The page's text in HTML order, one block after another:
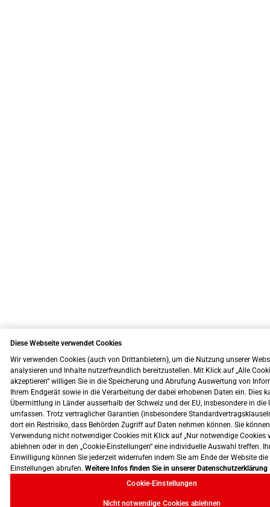
Diese Webseite verwendet Cookies
Wir verwenden Cookies (auch von Drittanbietern), um die Nutzung unserer
analysieren und Inhalte nutzerfreundlich bereitzustellen. Mit Klick auf „Alle
akzeptieren“ willigen Sie in die Speicherung und Abrufung Auswertung von
Ihrem Endgerät sowie in die Verarbeitung der dabei erhobenen Daten ein. Dies
Übermittlung in Länder ausserhalb der Schweiz und der EU, insbesondere in die
umfassen. Trotz vertraglicher Garantien (insbesondere
dort ein Restrisiko, dass Behörden Zugriff auf Daten nehmen können. Sie
Verwendung nicht notwendiger Cookies mit Klick auf „Nur notwendige Cookies
ablehnen oder in den „Cookie-Einstellungen“ eine individuelle Auswahl treffen.
Einwilligung können Sie jederzeit widerrufen indem Sie am Ende der Website die
Einstellungen abrufen. Weitere Infos finden Sie in unserer Datenschutzerklärung
Cookie-Einstellungen
Nicht notwendige Cookies ablehnen